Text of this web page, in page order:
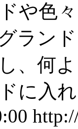
や色
ラン
、何
に入